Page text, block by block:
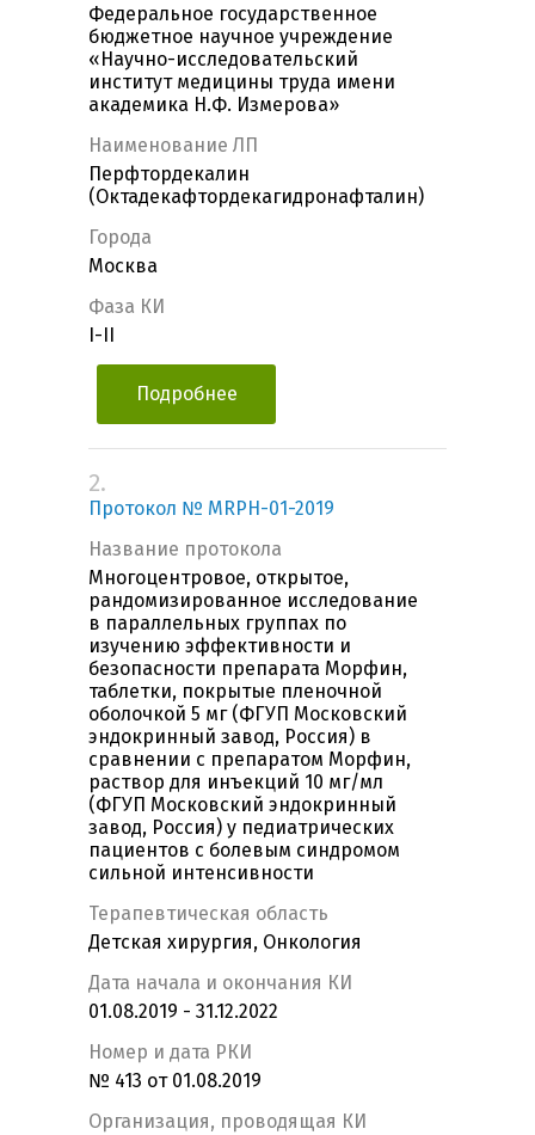
Федеральное государственное
бюджетное научное учреждение
«Научно-исследовательский
институт медицины труда имени
академика Н.Ф. Измерова»
Наименование ЛП
Перфтордекалин
(Октадекафтордекагидронафталин)
Города
Москва
Фаза КИ
I-II
Подробнее
2.
Протокол № MRPH-01-2019
Название протокола
Многоцентровое, открытое,
рандомизированное исследование
в параллельных группах по
изучению эффективности и
безопасности препарата Морфин,
таблетки, покрытые пленочной
оболочкой 5 мг (ФГУП Московский
эндокринный завод, Россия) в
сравнении с препаратом Морфин,
раствор для инъекций 10 мг/мл
(ФГУП Московский эндокринный
завод, Россия) у педиатрических
пациентов с болевым синдромом
сильной интенсивности
Терапевтическая область
Детская хирургия, Онкология
Дата начала и окончания КИ
01.08.2019 - 31.12.2022
Номер и дата РКИ
№ 413 от 01.08.2019
Организация, проводящая КИ